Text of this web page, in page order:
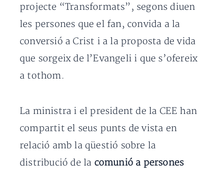
projecte “Transformats”, segons diuen
les persones que el fan, convida a la
conversió a Crist i a la proposta de vida
que sorgeix de l’Evangeli i que s’ofereix
a tothom.
La ministra i el president de la CEE han
compartit el seus punts de vista en
relació amb la qüestió sobre la
distribució de la comunió a persones